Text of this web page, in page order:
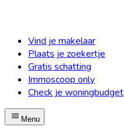
Vind je makelaar
Plaats je zoekertje
Gratis schatting
Immoscoop only
Check je woningbudget
Menu